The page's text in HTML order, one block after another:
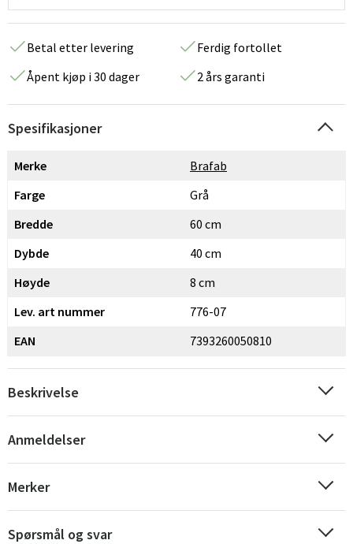
Betal etter levering
Ferdig fortollet
Åpent kjøp i 30 dager
2 års garanti
Spesifikasjoner
Merke
Brafab
Farge
Grå
Bredde
60 cm
Dybde
40 cm
Høyde
8 cm
Lev. art nummer
776-07
EAN
7393260050810
Beskrivelse
Anmeldelser
Merker
Spørsmål og svar